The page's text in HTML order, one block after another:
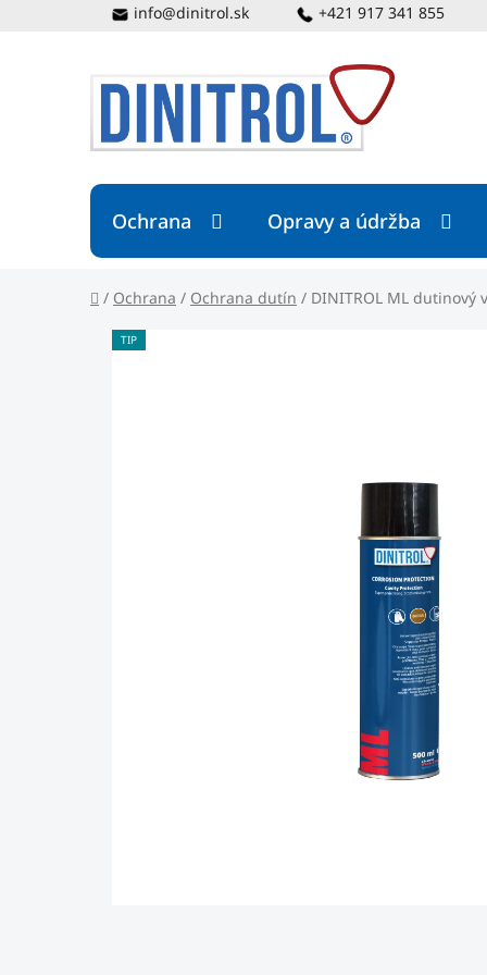
info@dinitrol.sk +421 917 341 855
Ochrana Opravy a údržba
Domov
/ Ochrana / Ochrana dutín / DINITROL ML dutinový
TIP